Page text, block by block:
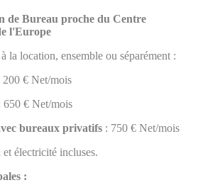
de Bureau proche du Centre
l'Europe
la location, ensemble ou séparément :
200 € Net/mois
650 € Net/mois
bureaux privatifs : 750 € Net/mois
et électricité incluses.
: